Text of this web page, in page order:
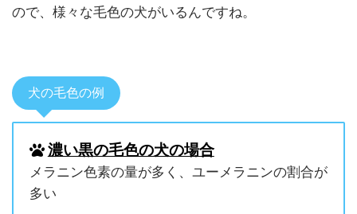
ので、様々な毛色の犬がいるんですね。
犬の毛色の例
濃い黒の毛色の犬の場合
メラニン色素の量が多く、ユーメラニンの割合が
多い